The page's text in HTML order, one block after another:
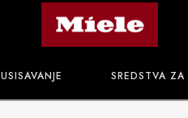
USISAVANJE SREDSTVA ZA